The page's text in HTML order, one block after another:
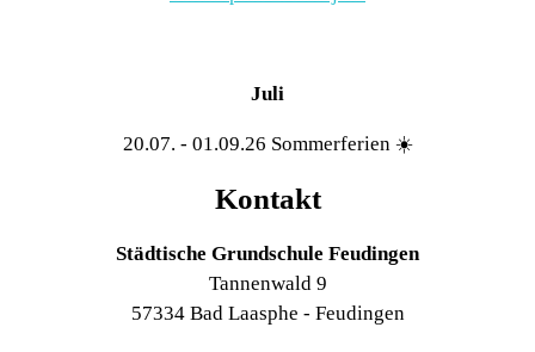
Juli
20.07. - 01.09.26 Sommerferien ☀️
Kontakt
Städtische Grundschule Feudingen
Tannenwald 9
57334 Bad Laasphe - Feudingen